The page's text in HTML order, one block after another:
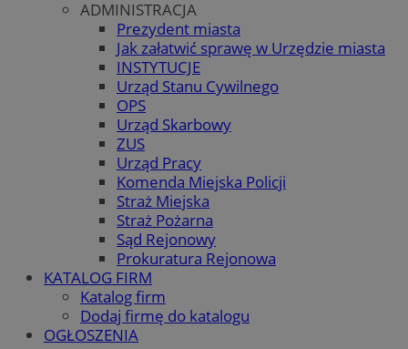
ADMINISTRACJA
Prezydent miasta
Jak załatwić sprawę w Urzędzie miasta
INSTYTUCJE
Urząd Stanu Cywilnego
OPS
Urząd Skarbowy
ZUS
Urząd Pracy
Komenda Miejska Policji
Straż Miejska
Straż Pożarna
Sąd Rejonowy
Prokuratura Rejonowa
KATALOG FIRM
Katalog firm
Dodaj firmę do katalogu
OGŁOSZENIA